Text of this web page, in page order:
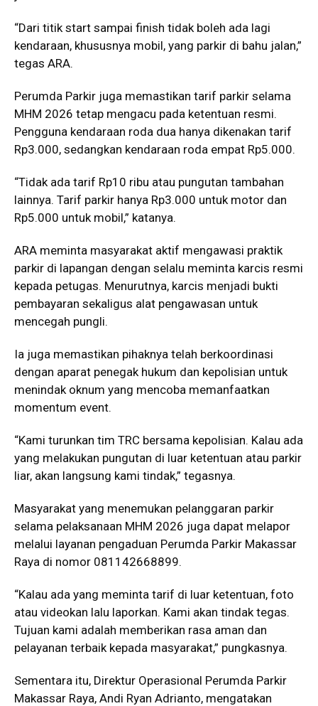
“Dari titik start sampai finish tidak boleh ada lagi
kendaraan, khususnya mobil, yang parkir di bahu jalan,”
tegas ARA.
Perumda Parkir juga memastikan tarif parkir selama
MHM 2026 tetap mengacu pada ketentuan resmi.
Pengguna kendaraan roda dua hanya dikenakan tarif
Rp3.000, sedangkan kendaraan roda empat Rp5.000.
“Tidak ada tarif Rp10 ribu atau pungutan tambahan
lainnya. Tarif parkir hanya Rp3.000 untuk motor dan
Rp5.000 untuk mobil,” katanya.
ARA meminta masyarakat aktif mengawasi praktik
parkir di lapangan dengan selalu meminta karcis resmi
kepada petugas. Menurutnya, karcis menjadi bukti
pembayaran sekaligus alat pengawasan untuk
mencegah pungli.
Ia juga memastikan pihaknya telah berkoordinasi
dengan aparat penegak hukum dan kepolisian untuk
menindak oknum yang mencoba memanfaatkan
momentum event.
“Kami turunkan tim TRC bersama kepolisian. Kalau ada
yang melakukan pungutan di luar ketentuan atau parkir
liar, akan langsung kami tindak,” tegasnya.
Masyarakat yang menemukan pelanggaran parkir
selama pelaksanaan MHM 2026 juga dapat melapor
melalui layanan pengaduan Perumda Parkir Makassar
Raya di nomor 081142668899.
“Kalau ada yang meminta tarif di luar ketentuan, foto
atau videokan lalu laporkan. Kami akan tindak tegas.
Tujuan kami adalah memberikan rasa aman dan
pelayanan terbaik kepada masyarakat,” pungkasnya.
Sementara itu, Direktur Operasional Perumda Parkir
Makassar Raya, Andi Ryan Adrianto, mengatakan